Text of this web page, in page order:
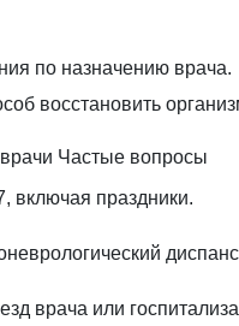
по назначению врача.
восстановить
Частые вопросы
включая праздники.
врача или